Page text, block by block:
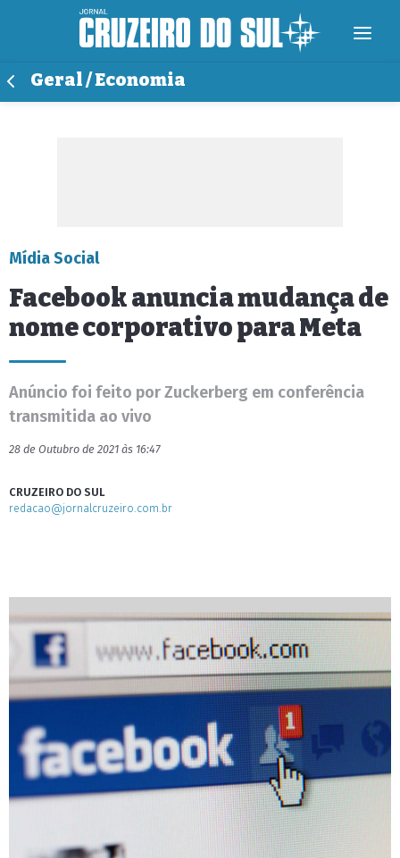
Geral / Economia
Mídia Social
Facebook anuncia mudança de
nome corporativo para Meta
Anúncio foi feito por Zuckerberg em conferência
transmitida ao vivo
28 de Outubro de 2021 às 16:47
CRUZEIRO DO SUL
redacao@jornalcruzeiro.com.br